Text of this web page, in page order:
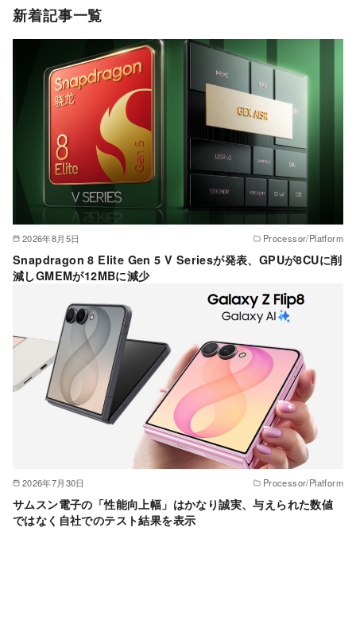
ゴ
新着記事一覧
2026年8月5日 Processor/Platform
Snapdragon 8 Elite Gen 5 V Seriesが発表、GPUが8CUに削
減しGMEMが12MBに減少
2026年7月30日 Processor/Platform
サムスン電子の「性能向上幅」はかなり誠実、与えられた数値
ではなく自社でのテスト結果を表示